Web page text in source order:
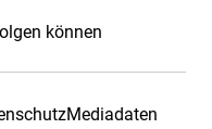
können
Mediadaten